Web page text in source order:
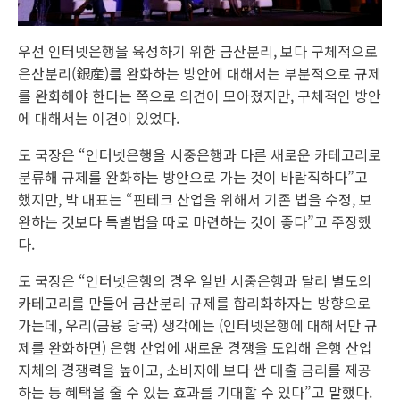
우선 인터넷은행을 육성하기 위한 금산분리, 보다 구체적으로
은산분리(銀産)를 완화하는 방안에 대해서는 부분적으로 규제
를 완화해야 한다는 쪽으로 의견이 모아졌지만, 구체적인 방안
에 대해서는 이견이 있었다.
도 국장은 “인터넷은행을 시중은행과 다른 새로운 카테고리로
분류해 규제를 완화하는 방안으로 가는 것이 바람직하다”고
했지만, 박 대표는 “핀테크 산업을 위해서 기존 법을 수정, 보
완하는 것보다 특별법을 따로 마련하는 것이 좋다”고 주장했
다.
도 국장은 “인터넷은행의 경우 일반 시중은행과 달리 별도의
카테고리를 만들어 금산분리 규제를 합리화하자는 방향으로
가는데, 우리(금융 당국) 생각에는 (인터넷은행에 대해서만 규
제를 완화하면) 은행 산업에 새로운 경쟁을 도입해 은행 산업
자체의 경쟁력을 높이고, 소비자에 보다 싼 대출 금리를 제공
하는 등 혜택을 줄 수 있는 효과를 기대할 수 있다”고 말했다.